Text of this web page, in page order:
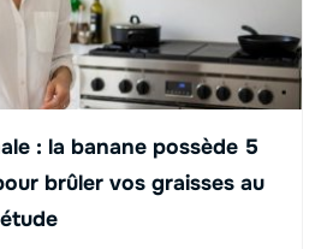
: la banane possède 5
brûler vos graisses au